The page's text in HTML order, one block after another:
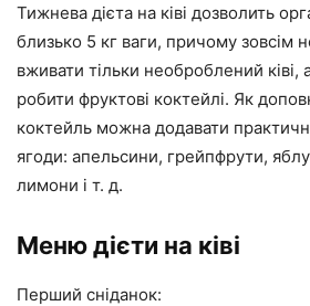
Тижнева дієта на ківі дозволить
близько 5 кг ваги, причому зовсім
вживати тільки необроблений
робити фруктові коктейлі. Як
коктейль можна додавати
ягоди: апельсини, грейпфрути,
лимони і т. д.
Меню дієти на ківі
Перший сніданок: